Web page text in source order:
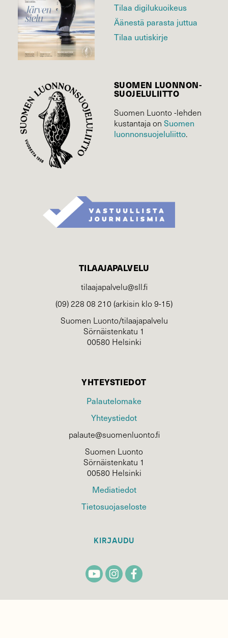
Tilaa digilukuoikeus
Äänestä parasta juttua
Tilaa uutiskirje
SUOMEN LUONNON­
SUOJELU­LIITTO
Suomen Luonto -lehden
kustantaja on Suomen
luonnonsuojelu­liitto.
TILAAJAPALVELU
tilaajapalvelu@sll.fi
(09) 228 08 210 (arkisin klo 9-15)
Suomen Luonto/tilaajapalvelu
Sörnäistenkatu 1
00580 Helsinki
YHTEYSTIEDOT
Palautelomake
Yhteystiedot
palaute@suomenluonto.fi
Suomen Luonto
Sörnäistenkatu 1
00580 Helsinki
Mediatiedot
Tietosuojaseloste
KIRJAUDU